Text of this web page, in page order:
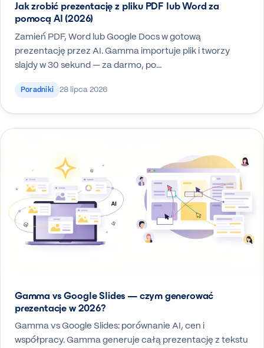
Jak zrobić prezentację z pliku PDF lub Word za
pomocą AI (2026)
Zamień PDF, Word lub Google Docs w gotową
prezentację przez AI. Gamma importuje plik i tworzy
slajdy w 30 sekund — za darmo, po…
Poradniki 28 lipca 2026
Gamma vs Google Slides — czym generować
prezentacje w 2026?
Gamma vs Google Slides: porównanie AI, cen i
współpracy. Gamma generuje całą prezentację z tekstu